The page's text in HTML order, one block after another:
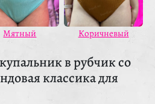
Мятный Коричневый
в рубчик со
классика для